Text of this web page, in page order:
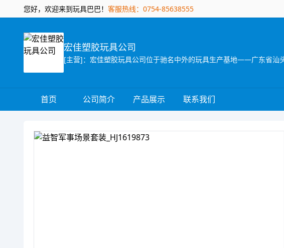
您好，欢迎来到玩具巴巴！ 客服热线：0754-85638555
宏佳塑胶玩具公司
首页 公司简介 产品展示 联系我们